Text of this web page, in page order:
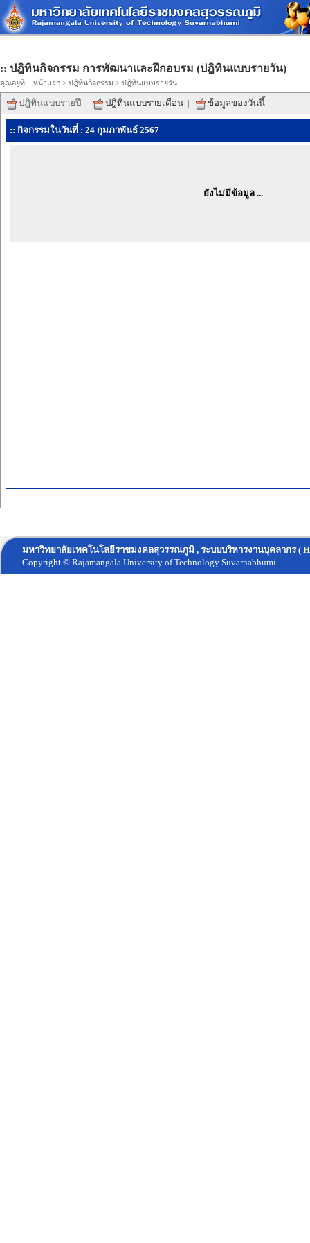
:: ปฎิทินกิจกรรม การพัฒนาและฝึกอบรม (ปฎิทินแบบรายวัน)
คุณอยู่ที่ :: หน้าแรก > ปฎิทินกิจกรรม > ปฎิทินแบบรายวัน ...
ปฎิทินแบบรายปี | ปฎิทินแบบรายเดือน | ข้อมูลของวันนี้
:: กิจกรรมในวันที่ : 24 กุมภาพันธ์ 2567
ยังไม่มีข้อมูล ...
มหาวิทยาลัยเทคโนโลยีราชมงคลสุวรรณภูมิ , ระบบบริหารงานบุคลากร (
Copyright © Rajamangala University of Technology Suvarnabhumi.